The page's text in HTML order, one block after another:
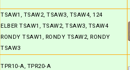
TSAW1, TSAW2, TSAW3, TSAW4, 124
ELBER TSAW1, TSAW2, TSAW3, TSAW4
RONDY TSAW1, RONDY TSAW2, RONDY
TSAW3
TPR10-A, TPR20-A